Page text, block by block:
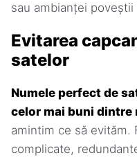
sau ambianței poveștii
Evitarea
satelor
Numele perfect de
celor mai buni dintre
amintim ce să evităm.
complicate,